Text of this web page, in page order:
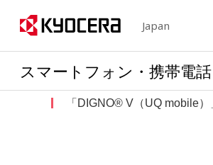
Japan
スマートフォン・携帯電話
「DIGNO® V（UQ mobile